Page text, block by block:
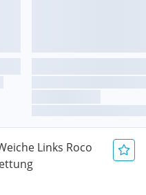
Links Roco